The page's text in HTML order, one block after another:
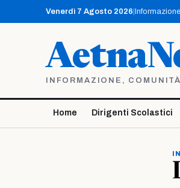
contenuto
Venerdì 7 Agosto 2026
INFORMAZIONE,
Home Dirigenti Scolastici